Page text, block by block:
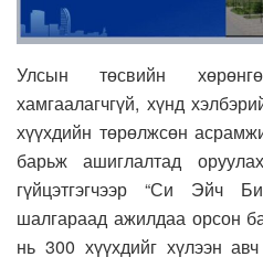
Улсын төсвийн
хамгаалагчгүй, хүнд
хүүхдийн төрөлжсөн
барьж ашиглалтад
гүйцэтгэгчээр “Си Эйч
шалгараад ажилдаа орсон
нь 300 хүүхдийг хүлээн